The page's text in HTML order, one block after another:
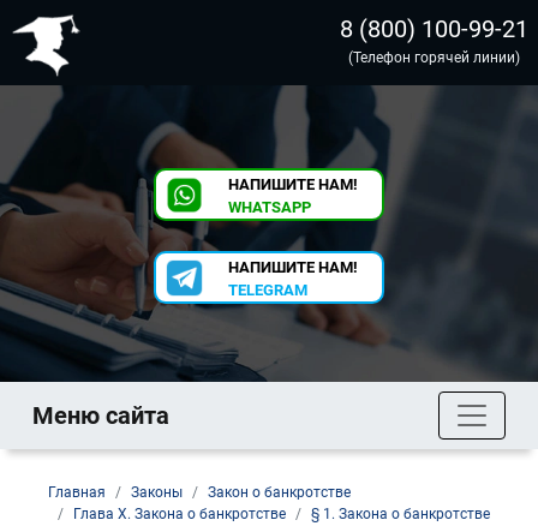
8 (800) 100-99-21
(Телефон горячей линии)
НАПИШИТЕ НАМ!
WHATSAPP
НАПИШИТЕ НАМ!
TELEGRAM
Меню сайта
Главная Законы
Закон о банкротстве
Глава X. Закона о банкротстве
§ 1. Закона о банкротстве